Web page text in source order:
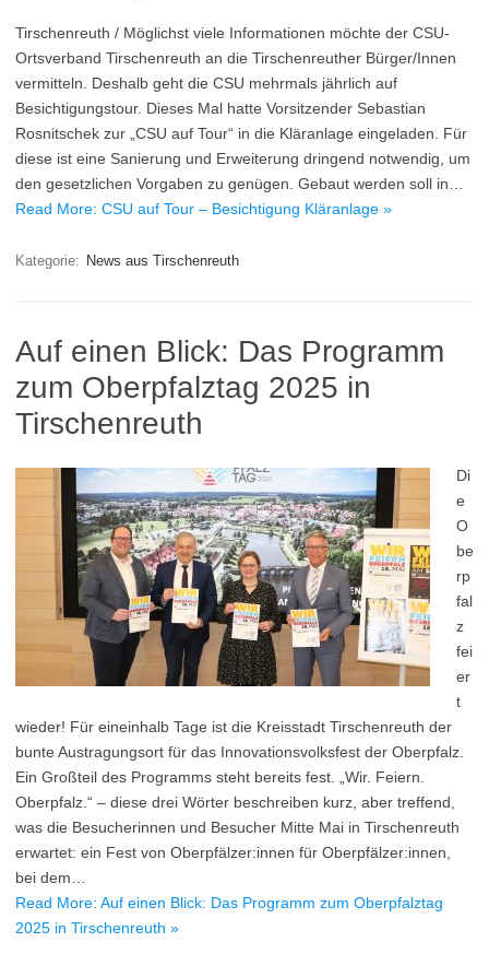
Tirschenreuth / Möglichst viele Informationen möchte der CSU-
Ortsverband Tirschenreuth an die Tirschenreuther Bürger/Innen
vermitteln. Deshalb geht die CSU mehrmals jährlich auf
Besichtigungstour. Dieses Mal hatte Vorsitzender Sebastian
Rosnitschek zur „CSU auf Tour“ in die Kläranlage eingeladen. Für
diese ist eine Sanierung und Erweiterung dringend notwendig, um
den gesetzlichen Vorgaben zu genügen. Gebaut werden soll in…
Read More: CSU auf Tour – Besichtigung Kläranlage »
Kategorie: News aus Tirschenreuth
Auf einen Blick: Das Programm
zum Oberpfalztag 2025 in
Tirschenreuth
Di
e
O
be
rp
fal
z
fei
er
t
wieder! Für eineinhalb Tage ist die Kreisstadt Tirschenreuth der
bunte Austragungsort für das Innovationsvolksfest der Oberpfalz.
Ein Großteil des Programms steht bereits fest. „Wir. Feiern.
Oberpfalz.“ – diese drei Wörter beschreiben kurz, aber treffend,
was die Besucherinnen und Besucher Mitte Mai in Tirschenreuth
erwartet: ein Fest von Oberpfälzer:innen für Oberpfälzer:innen,
bei dem…
Read More: Auf einen Blick: Das Programm zum Oberpfalztag
2025 in Tirschenreuth »